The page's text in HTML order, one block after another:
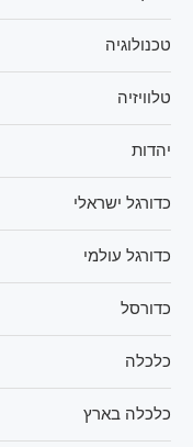
טכנולוגיה
טלוויזיה
יהדות
כדורגל ישראלי
כדורגל עולמי
כדורסל
כלכלה
כלכלה בארץ